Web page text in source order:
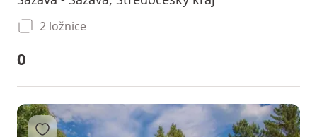
2 ložnice
0
Přidat do oblíbených